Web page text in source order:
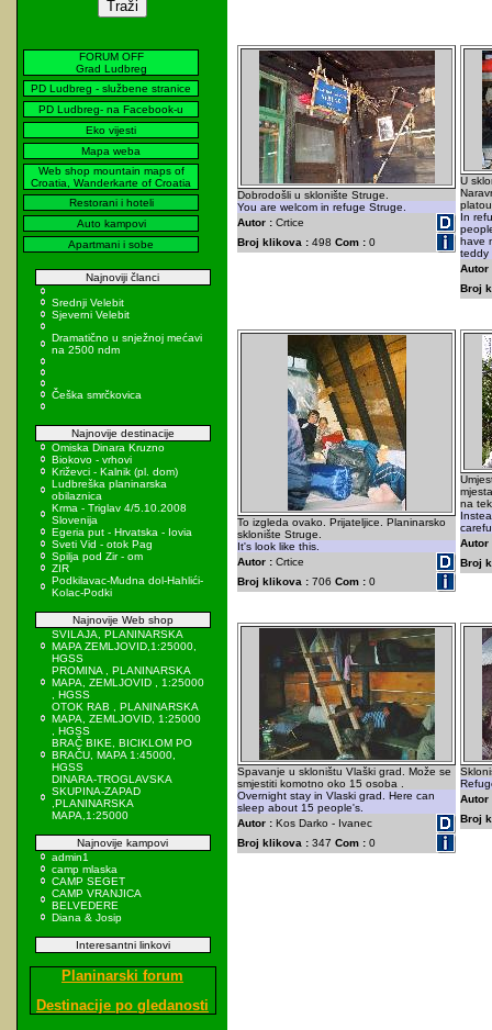
FORUM OFF
Grad Ludbreg
PD Ludbreg - službene stranice
PD Ludbreg- na Facebook-u
Eko vijesti
Mapa weba
Web shop mountain maps of
Croatia, Wanderkarte of Croatia
Restorani i hoteli
Auto kampovi
Apartmani i sobe
Najnoviji članci
Srednji Velebit
Sjeverni Velebit
Dramatično u snježnoj mećavi
na 2500 ndm
Češka smrčkovica
Najnovije destinacije
Omiska Dinara Kruzno
Biokovo - vrhovi
Križevci - Kalnik (pl. dom)
Ludbreška planinarska
obilaznica
Krma - Triglav 4/5.10.2008
Slovenija
Egeria put - Hrvatska - Iovia
Sveti Vid - otok Pag
Spilja pod Zir - om
ZIR
Podkilavac-Mudna dol-Hahlići-
Kolac-Podki
Najnovije Web shop
SVILAJA, PLANINARSKA
MAPA ZEMLJOVID,1:25000,
HGSS
PROMINA , PLANINARSKA
MAPA, ZEMLJOVID , 1:25000
, HGSS
OTOK RAB , PLANINARSKA
MAPA, ZEMLJOVID, 1:25000
, HGSS
BRAČ BIKE, BICIKLOM PO
BRAČU, MAPA 1:45000,
HGSS
DINARA-TROGLAVSKA
SKUPINA-ZAPAD
,PLANINARSKA
MAPA,1:25000
Najnovije kampovi
admin1
camp mlaska
CAMP SEGET
CAMP VRANJICA
BELVEDERE
Diana & Josip
Interesantni linkovi
Planinarski forum
Destinacije po gledanosti
Dobrodošli u sklonište Struge.
You are welcom in refuge Struge.
Autor : Crtice
Broj klikova : 498 Com : 0
U
In
have
teddy
Autor
Broj
To izgleda ovako. Prijateljice. Planinarsko
sklonište Struge.
It's look like this.
Autor : Crtice
Broj klikova : 706 Com : 0
na
Autor
Broj
Spavanje u skloništu Vlaški grad. Može se
smjestiti komotno oko 15 osoba .
Overnight stay in Vlaski grad. Here can
sleep about 15 people's.
Autor : Kos Darko - Ivanec
Broj klikova : 347 Com : 0
Autor
Broj